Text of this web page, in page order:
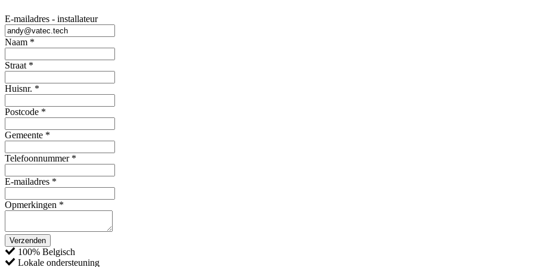
E-mailadres - installateur
Naam *
Straat *
Huisnr. *
Postcode *
Gemeente *
Telefoonnummer *
E-mailadres *
Opmerkingen *
Verzenden
100% Belgisch
Lokale ondersteuning